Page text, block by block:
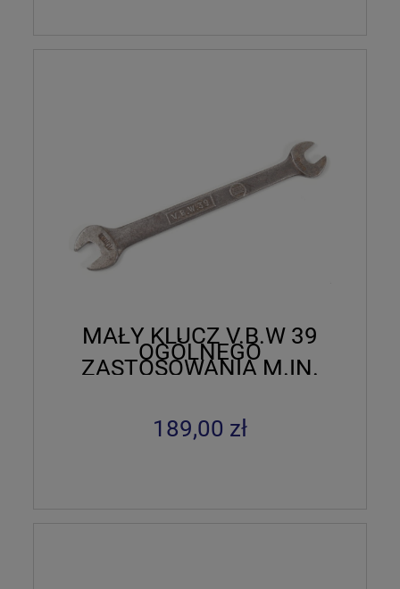
MAŁY KLUCZ V.B.W 39
OGÓLNEGO
ZASTOSOWANIA M.IN.
POJAZDY
189,00 zł